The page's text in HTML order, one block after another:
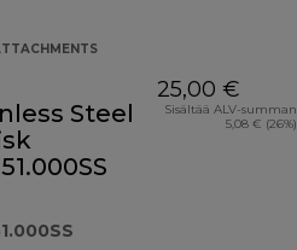
Steel
25,00 €
Sisältää ALV-summan
5,08 € (26%)